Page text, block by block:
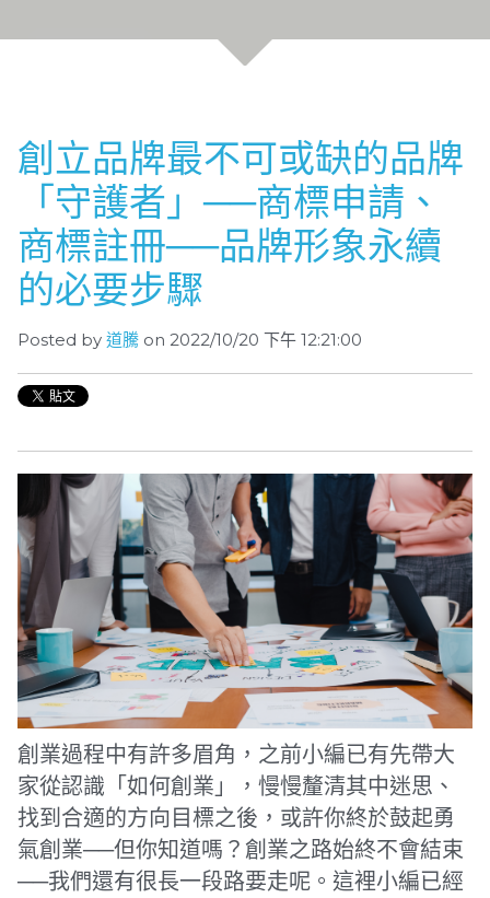
創立品牌最不可或缺的品牌
「守護者」──商標申請、
商標註冊──品牌形象永續
的必要步驟
Posted by道騰 on 2022/10/20 下午 12:21:00
創業過程中有許多眉角，之前小編已有先帶大
家從認識「如何創業」，慢慢釐清其中迷思、
找到合適的方向目標之後，或許你終於鼓起勇
氣創業──但你知道嗎？創業之路始終不會結束
──我們還有很長一段路要走呢。這裡小編已經